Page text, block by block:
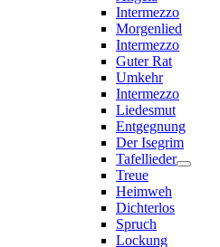
Intermezzo
Morgenlied
Intermezzo
Guter Rat
Umkehr
Intermezzo
Liedesmut
Entgegnung
Der Isegrim
Tafellieder
Treue
Heimweh
Dichterlos
Spruch
Lockung